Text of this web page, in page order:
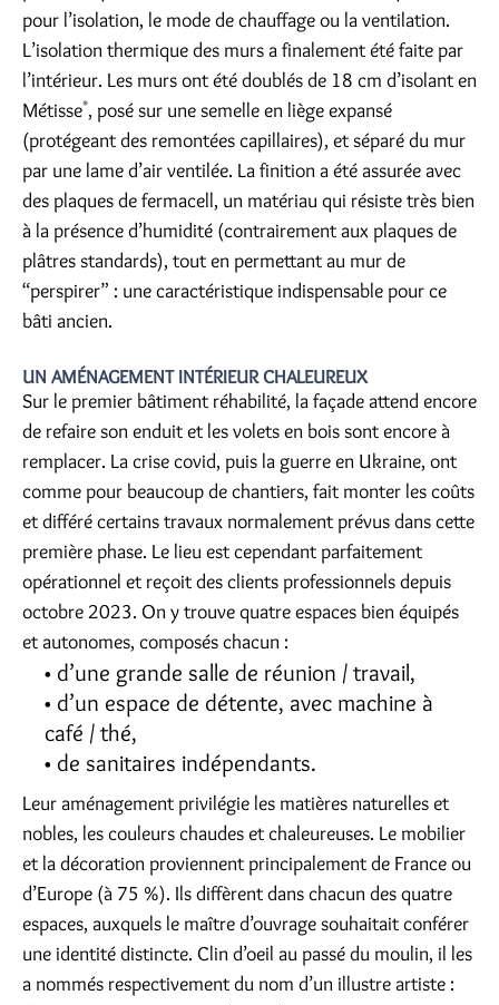
pour l’isolation, le mode de chauffage ou la ventilation.
L’isolation thermique des murs a finalement été faite par
l’intérieur. Les murs ont été doublés de 18 cm d’isolant en
Métisse®, posé sur une semelle en liège expansé
(protégeant des remontées capillaires), et séparé du mur
par une lame d’air ventilée. La finition a été assurée avec
des plaques de fermacell, un matériau qui résiste très bien
à la présence d’humidité (contrairement aux plaques de
plâtres standards), tout en permettant au mur de
“perspirer” : une caractéristique indispensable pour ce
bâti ancien.
UN AMÉNAGEMENT INTÉRIEUR CHALEUREUX
Sur le premier bâtiment réhabilité, la façade attend encore
de refaire son enduit et les volets en bois sont encore à
remplacer. La crise covid, puis la guerre en Ukraine, ont
comme pour beaucoup de chantiers, fait monter les coûts
et différé certains travaux normalement prévus dans cette
première phase. Le lieu est cependant parfaitement
opérationnel et reçoit des clients professionnels depuis
octobre 2023. On y trouve quatre espaces bien équipés
et autonomes, composés chacun :
d’une grande salle de réunion / travail,
d’un espace de détente, avec machine à
café / thé,
de sanitaires indépendants.
Leur aménagement privilégie les matières naturelles et
nobles, les couleurs chaudes et chaleureuses. Le mobilier
et la décoration proviennent principalement de France ou
d’Europe (à 75 %). Ils diffèrent dans chacun des quatre
espaces, auxquels le maître d’ouvrage souhaitait conférer
une identité distincte. Clin d’oeil au passé du moulin, il les
a nommés respectivement du nom d’un illustre artiste :